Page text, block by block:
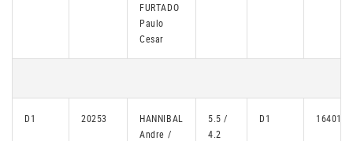
FURTADO
Paulo
Cesar
D1 20253
HANNIBAL
Andre /
5.5 /
4.2
D1 16401